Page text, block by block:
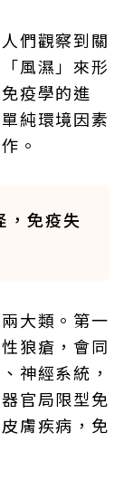
們觀察到關
風濕」來形
疫學的進
純環境因素
。
，免疫失
大類。第一
狼瘡，會同
神經系統，
官局限型免
膚疾病，免